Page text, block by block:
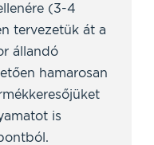
(3-4
tervezetük át a
állandó
hamarosan
is